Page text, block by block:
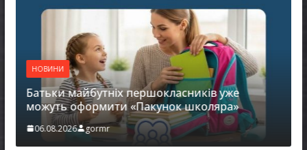
НОВИНИ
Батьки майбутніх першокласників уже
можуть оформити «Пакунок школяра»
06.08.2026 gormr